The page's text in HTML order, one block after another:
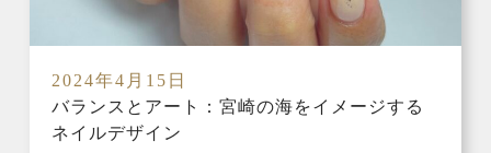
2024年4月15日
バランスとアート：宮崎の海をイメージする
ネイルデザイン